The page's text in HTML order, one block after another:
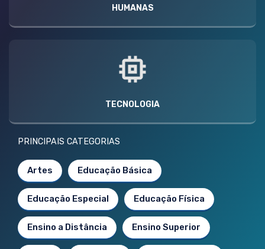
HUMANAS
TECNOLOGIA
PRINCIPAIS CATEGORIAS
Artes Educação Básica
Educação Especial Educação Física
Ensino a Distância Ensino Superior